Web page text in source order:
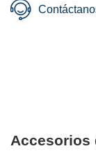
Accesorios